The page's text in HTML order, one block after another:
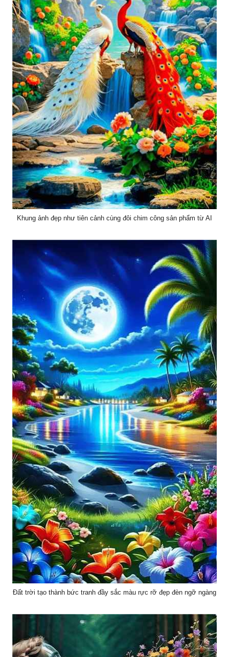
Khung ảnh đẹp như tiên cảnh cùng đôi chim công sản phẩm từ AI
Đất trời tạo thành bức tranh đầy sắc màu rực rỡ đẹp đèn ngỡ ngàng